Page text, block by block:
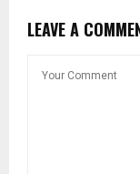
LEAVE A